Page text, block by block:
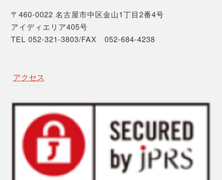
〒460-0022 名古屋市中区金山1丁目2番4号
アイディエリア405号
TEL 052-321-3803/FAX 052-684-4238
アクセス